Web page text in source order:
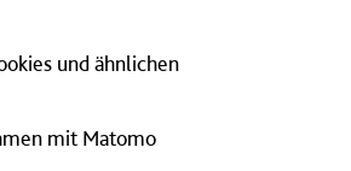
und ähnlichen
mit Matomo